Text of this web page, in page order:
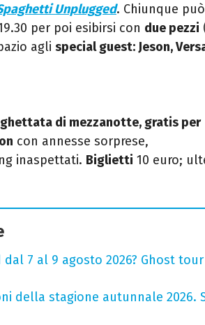
Unplugged. Chiunque può
per poi esibirsi con due pezzi
agli special guest: Jeson,
di mezzanotte, gratis per
con annesse sorprese,
inaspettati. Biglietti 10 euro;
7 al 9 agosto 2026? Ghost
della stagione autunnale 2026.